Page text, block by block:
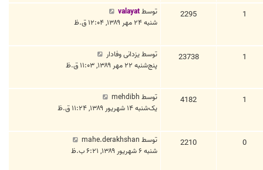
1
2295 توسطvalayat
شنبه ۲۴ مهر ۱۳۸۹, ۱۲:۰۴ ق.ظ
1
23738 توسطیزدانی وفادار
پنج‌شنبه ۲۲ مهر ۱۳۸۹, ۱۱:۰۳ ق.ظ
1
4182 توسط mehdibh
یک‌شنبه ۱۴ شهریور ۱۳۸۹, ۱۱:۲۴ ق.ظ
0
2210 توسط mahe.derakhshan
شنبه ۶ شهریور ۱۳۸۹, ۶:۲۱ ب.ظ